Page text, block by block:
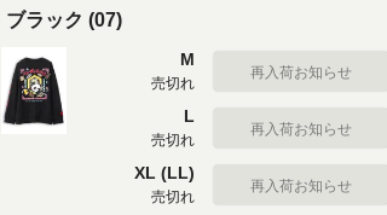
ブラック (07)
M
売切れ
再入荷お知らせ
L
売切れ
再入荷お知らせ
XL (LL)
売切れ
再入荷お知らせ